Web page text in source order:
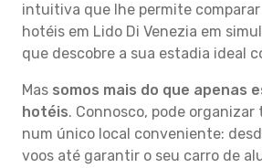
intuitiva que lhe permite
hotéis em Lido Di Venezia em
que descobre a sua estadia ideal
Mas somos mais do que apenas
hotéis. Connosco, pode organizar
num único local conveniente:
voos até garantir o seu carro de